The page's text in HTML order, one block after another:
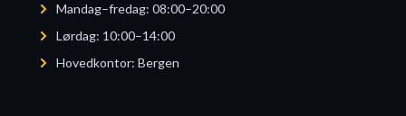
Mandag–fredag: 08:00–20:00
Lørdag: 10:00–14:00
Hovedkontor: Bergen